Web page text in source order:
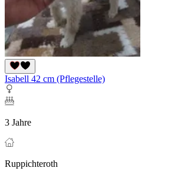
Isabell 42 cm (Pflegestelle)
3 Jahre
Ruppichteroth